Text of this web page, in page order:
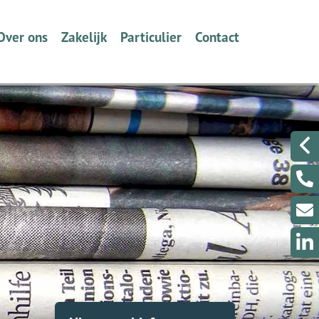
ons
Wie zijn we en wat doen wij?
Volmacht
Zakelijk
Ondernemers
Werkgevers
Collectief Tabak Speciaalzaken
Schade melden
Particulier
Verzekeren
Dát bedoelen we nou met
ontzorgen
Schade melden
Contact
Een berichtje sturen?
Even met ons
Een klacht melden?
Klantenportaal